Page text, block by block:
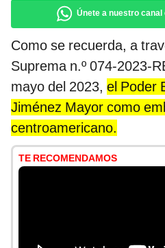
Únete a nuestro
Como se recuerda, a
Suprema n.º 074-2023-
mayo del 2023, el Poder
Jiménez Mayor como
centroamericano.
TE RECOMENDAMOS